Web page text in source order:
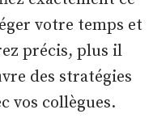
votre temps et
précis, plus il
des stratégies
vos collègues.